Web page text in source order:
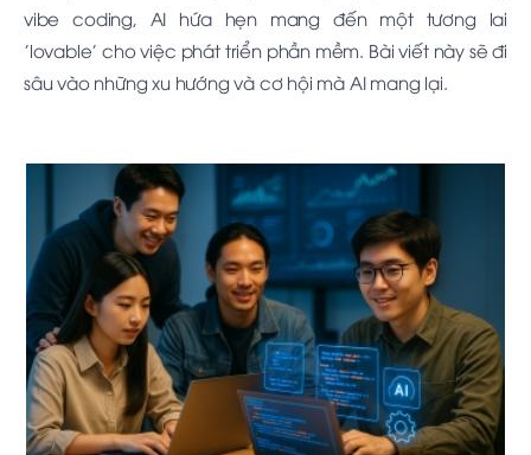
vibe coding, AI hứa hẹn mang đến một tương lai
'lovable' cho việc phát triển phần mềm. Bài viết này sẽ đi
sâu vào những xu hướng và cơ hội mà AI mang lại.